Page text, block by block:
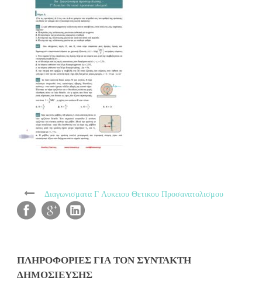
Διαγωνισματα Γ Λυκειου Θετικου Προσανατολισμου
ΠΛΗΡΟΦΟΡΊΕΣ ΓΙΑ ΤΟΝ ΣΥΝΤΆΚΤΗ
ΔΗΜΟΣΊΕΥΣΗΣ